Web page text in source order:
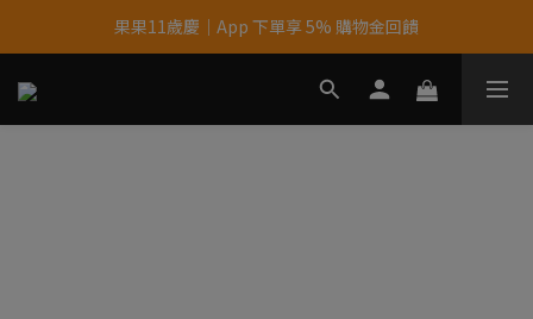
果果11歲慶｜App 下單享 5% 購物金回饋
果果11歲慶｜App 下單享 5% 購物金回饋
結帳輸入優惠代碼【gopower】享全單95折優惠！